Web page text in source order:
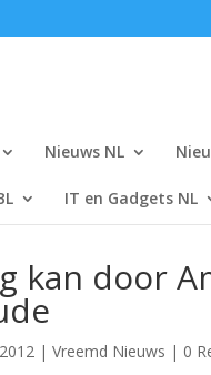
Nieuws NL
IT en Gadgets NL
kan door
|Vreemd Nieuws | 0